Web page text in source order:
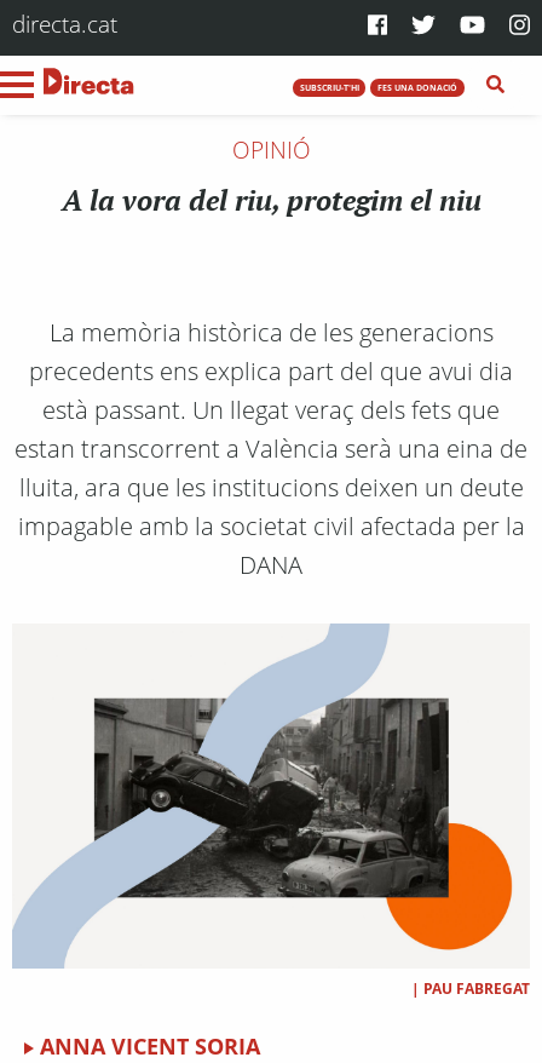
directa.cat
SUBSCRIU-T'HI FES UNA DONACIÓ
OPINIÓ
A la vora del riu, protegim el niu
La memòria històrica de les generacions
precedents ens explica part del que avui dia
està passant. Un llegat veraç dels fets que
estan transcorrent a València serà una eina de
lluita, ara que les institucions deixen un deute
impagable amb la societat civil afectada per la
DANA
| PAU FABREGAT
ANNA VICENT SORIA